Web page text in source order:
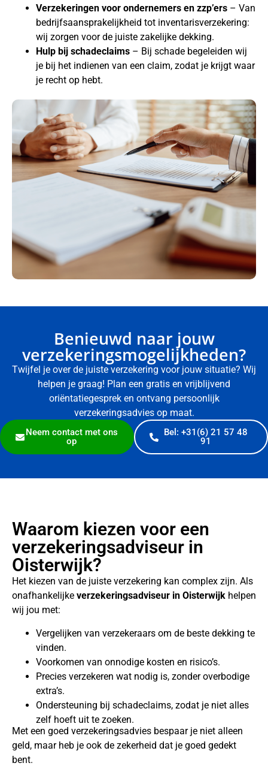
Verzekeringen voor ondernemers en zzp’ers – Van
bedrijfsaansprakelijkheid tot inventarisverzekering:
wij zorgen voor de juiste zakelijke dekking.
Hulp bij schadeclaims – Bij schade begeleiden wij
je bij het indienen van een claim, zodat je krijgt waar
je recht op hebt.
Benieuwd naar jouw
verzekeringsmogelijkheden?
Twijfel je over de juiste verzekering voor jouw situatie? Wij
helpen je graag! Plan een gratis en vrijblijvend
oriëntatiegesprek en ontvang persoonlijk
verzekeringsadvies op maat.
Neem contact met ons
op
Bel: +31(6) 21 57 48
91
Waarom kiezen voor een
verzekeringsadviseur in
Oisterwijk?
Het kiezen van de juiste verzekering kan complex zijn. Als
onafhankelijke verzekeringsadviseur in Oisterwijk helpen
wij jou met:
Vergelijken van verzekeraars om de beste dekking te
vinden.
Voorkomen van onnodige kosten en risico’s.
Precies verzekeren wat nodig is, zonder overbodige
extra’s.
Ondersteuning bij schadeclaims, zodat je niet alles
zelf hoeft uit te zoeken.
Met een goed verzekeringsadvies bespaar je niet alleen
geld, maar heb je ook de zekerheid dat je goed gedekt
bent.